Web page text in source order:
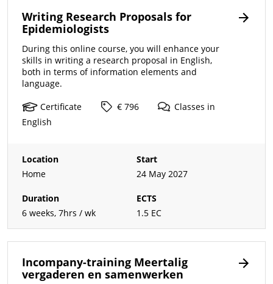
Writing Research Proposals for
Epidemiologists
During this online course, you will enhance your
skills in writing a research proposal in English,
both in terms of information elements and
language.
Certificate
€ 796 Classes in
English
Location
Home
Start
24 May 2027
Duration
6 weeks, 7hrs / wk
ECTS
1.5 EC
Incompany-training Meertalig
vergaderen en samenwerken